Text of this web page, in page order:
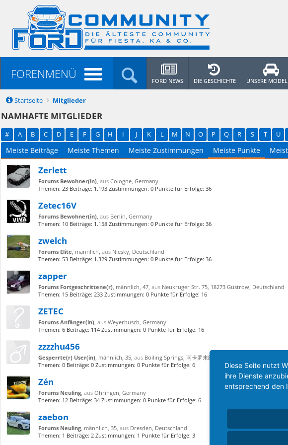
Startseite Mitglieder
NAMHAFTE MITGLIEDER
# A B C D E F G H I J K L M N O P Q R S T U
Meiste Beiträge Meiste Themen Meiste Zustimmungen Meiste Punkte
Zerlett
Forums Bewohner(in) aus Cologne, Germany
Themen: 23 Beiträge: 1.193 Zustimmungen: 0 Punkte für Erfolge: 36
Zetec16V
Forums Bewohner(in) aus Berlin, Germany
Themen: 10 Beiträge: 1.158 Zustimmungen: 0 Punkte für Erfolge: 36
zwelch
Forums Elite , männlich, aus Niesky, Deutschland
Themen: 53 Beiträge: 1.329 Zustimmungen: 0 Punkte für Erfolge: 36
zapper
Forums Fortgeschrittene(r) , männlich, 47, aus Neukruger Str. 75, 18273 Güstrow, Deutschland
Themen: 15 Beiträge: 233 Zustimmungen: 0 Punkte für Erfolge: 16
ZETEC
Forums Anfänger(in) aus Weyerbusch, Germany
Themen: 6 Beiträge: 114 Zustimmungen: 0 Punkte für Erfolge: 16
zzzzhu456
Gesperrte(r) User(in) , männlich, 35, aus Boiling Springs, 南卡罗来纳州美国
Themen: 0 Beiträge: 0 Zustimmungen: 0 Punkte für Erfolge: 6
Zén
Forums Neuling aus Ohringen, Germany
Themen: 12 Beiträge: 34 Zustimmungen: 0 Punkte für Erfolge: 6
zaebon
Forums Neuling , männlich, 35, aus Dresden, Deutschland
Themen: 1 Beiträge: 2 Zustimmungen: 1 Punkte für Erfolge: 3
FORENMENÜ FORD NEWS DIE GESCHICHTE UNSERE
Diese Seite nutzt
ihre Dienste
entsprechend den